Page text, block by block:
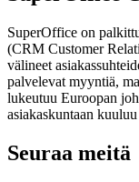
SuperOffice on
(CRM Customer
välineet
palvelevat myyntiä,
lukeutuu Euroopan
asiakaskuntaan
Seuraa meitä